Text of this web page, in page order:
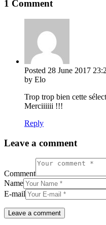
1 Comment
Posted 28 June 2017
by Elo
Trop trop bien cette
Merciiiiii !!!
Reply
Leave a comment
Comment
Name
E-mail